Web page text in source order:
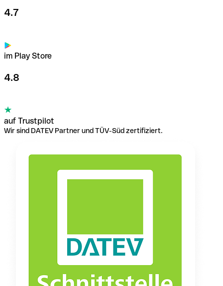
4.7
im Play Store
4.8
auf Trustpilot
Wir sind DATEV Partner und TÜV-Süd zertifiziert.